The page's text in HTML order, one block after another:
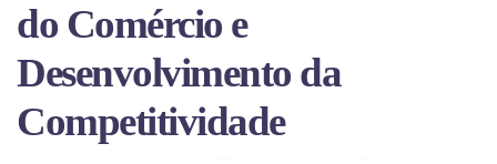
do Comércio e
Desenvolvimento da
Competitividade